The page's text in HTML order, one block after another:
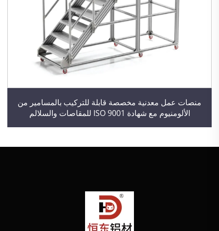
منصات عمل معدنية مخصصة قابلة للتركيب بالمسامير من
الألومنيوم مع شهادة ISO 9001 للمقاصات والسلالم